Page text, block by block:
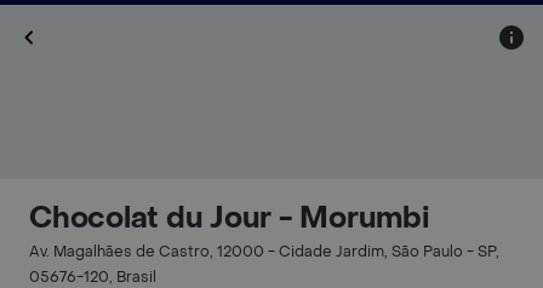
Chocolat du Jour - Morumbi
Av. Magalhães de Castro, 12000 - Cidade Jardim, São Paulo - SP,
05676-120, Brasil